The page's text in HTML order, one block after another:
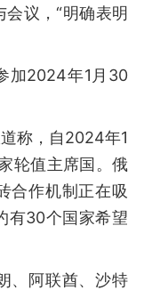
议，“明确表明
加2024年1月30
称，自2024年1
轮值主席国。俄
合作机制正在吸
有30个国家希望
、阿联酋、沙特